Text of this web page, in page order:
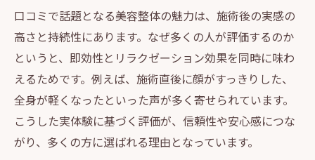
口コミで話題となる美容整体の魅力は、施術後の実感の
高さと持続性にあります。なぜ多くの人が評価するのか
というと、即効性とリラクゼーション効果を同時に味わ
えるためです。例えば、施術直後に顔がすっきりした、
全身が軽くなったといった声が多く寄せられています。
こうした実体験に基づく評価が、信頼性や安心感につな
がり、多くの方に選ばれる理由となっています。